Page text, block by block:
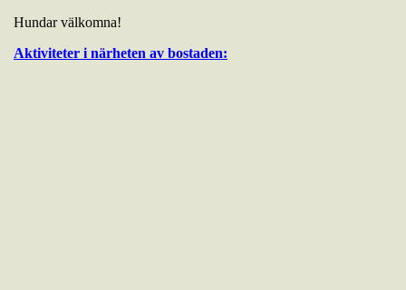
Hundar välkomna!
Aktiviteter i närheten av bostaden: